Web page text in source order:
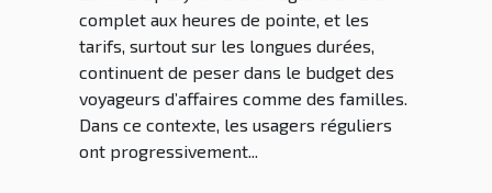
complet aux heures de pointe, et les
tarifs, surtout sur les longues durées,
continuent de peser dans le budget des
voyageurs d’affaires comme des familles.
Dans ce contexte, les usagers réguliers
ont progressivement...